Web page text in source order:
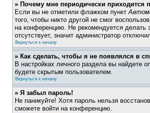
» Почему мне периодически приходится
Если вы не отметили флажком пункт
того, чтобы никто другой не смог
на конференцию. Не рекомендуется делать
отсутствует, значит администратор
Вернуться к началу
» Как сделать, чтобы я не появлялся в
В настройках личного раздела вы найдете
будете скрытым пользователем.
Вернуться к началу
» Я забыл пароль!
Не паникуйте! Хотя пароль нельзя
сможете войти на конференцию.